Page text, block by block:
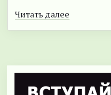
Читать далее